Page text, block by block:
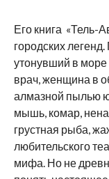
Его книга «Тель-
городских
утонувший в море
врач, женщина в
алмазной пылью
мышь, комар,
грустная рыба,
любительского
мифа. Но не